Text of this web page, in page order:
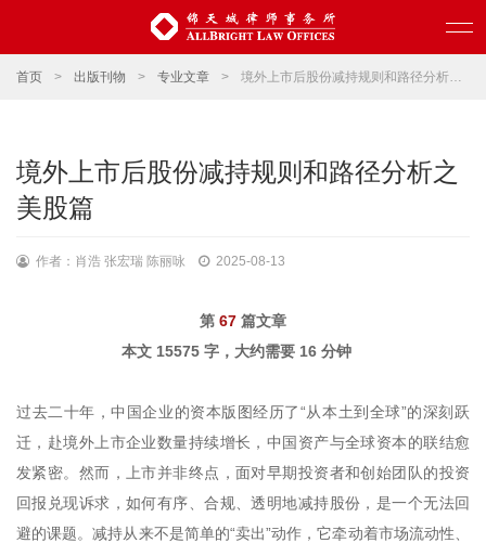
首页 > 出版刊物 > 专业文章 > 境外上市后股份减持规则和路径分析之美股篇
境外上市后股份减持规则和路径分析之
美股篇
作者：肖浩 张宏瑞 陈丽咏 2025-08-13
第 67 篇文章
本文 15575 字，大约需要 16 分钟
过去二十年，中国企业的资本版图经历了“从本土到全球”的深刻跃
迁，赴境外上市企业数量持续增长，中国资产与全球资本的联结愈
发紧密。然而，上市并非终点，面对早期投资者和创始团队的投资
回报兑现诉求，如何有序、合规、透明地减持股份，是一个无法回
避的课题。减持从来不是简单的“卖出”动作，它牵动着市场流动性、